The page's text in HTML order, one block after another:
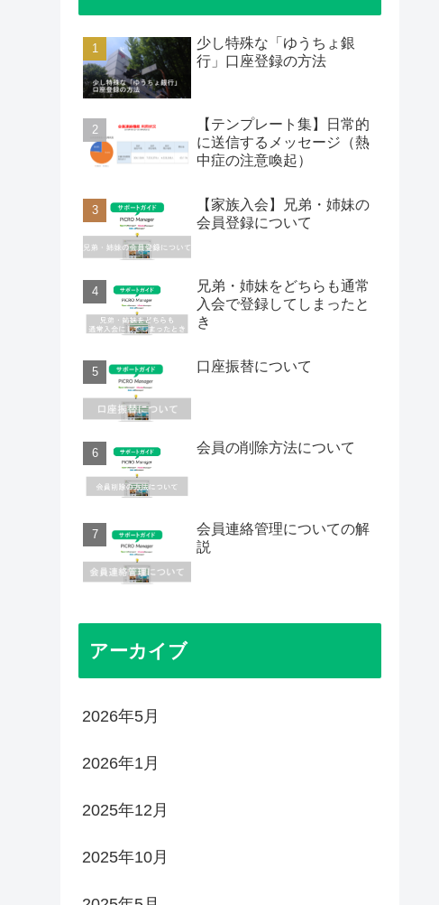
少し特殊な「ゆうちょ銀
行」口座登録の方法
【テンプレート集】日常的
に送信するメッセージ（熱
中症の注意喚起）
【家族入会】兄弟・姉妹の
会員登録について
兄弟・姉妹をどちらも通常
入会で登録してしまったと
き
口座振替について
会員の削除方法について
会員連絡管理についての解
説
アーカイブ
2026年5月
2026年1月
2025年12月
2025年10月